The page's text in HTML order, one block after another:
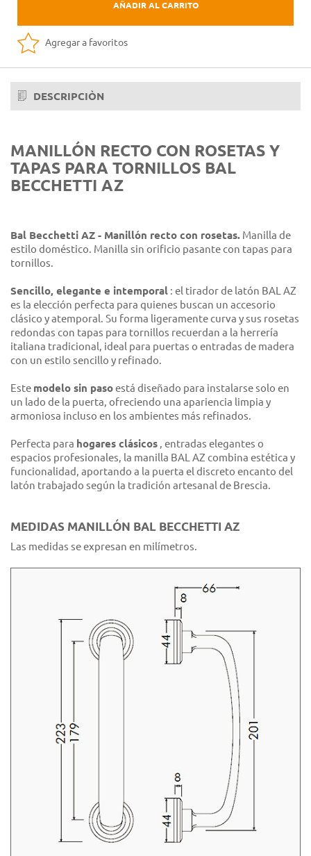
AÑADIR AL CARRITO
Agregar a favoritos
DESCRIPCIÒN
MANILLÓN RECTO CON ROSETAS Y
TAPAS PARA TORNILLOS BAL
BECCHETTI AZ
Bal Becchetti AZ - Manillón recto con rosetas. Manilla de
estilo doméstico. Manilla sin orificio pasante con tapas para
tornillos.
Sencillo, elegante e intemporal : el tirador de latón BAL AZ
es la elección perfecta para quienes buscan un accesorio
clásico y atemporal. Su forma ligeramente curva y sus rosetas
redondas con tapas para tornillos recuerdan a la herrería
italiana tradicional, ideal para puertas o entradas de madera
con un estilo sencillo y refinado.
Este modelo sin pasoestá diseñado para instalarse solo en
un lado de la puerta, ofreciendo una apariencia limpia y
armoniosa incluso en los ambientes más refinados.
Perfecta para hogares clásicos , entradas elegantes o
espacios profesionales, la manilla BAL AZ combina estética y
funcionalidad, aportando a la puerta el discreto encanto del
latón trabajado según la tradición artesanal de Brescia.
MEDIDAS MANILLÓN BAL BECCHETTI AZ
Las medidas se expresan en milímetros.